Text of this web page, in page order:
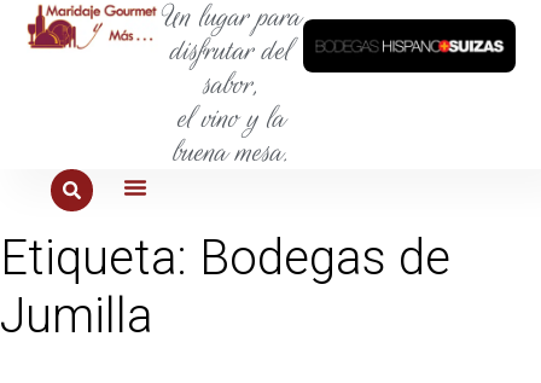
Un lugar para
disfrutar del
sabor,
el vino y la
buena mesa.
Etiqueta: Bodegas de
Jumilla